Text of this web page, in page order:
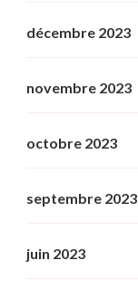
décembre 2023
novembre 2023
octobre 2023
septembre 2023
juin 2023